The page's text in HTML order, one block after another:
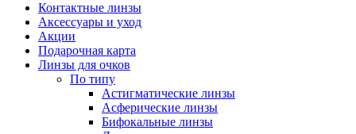
Контактные линзы
Аксессуары и уход
Акции
Подарочная карта
Линзы для очков
По типу
Астигматические линзы
Асферические линзы
Бифокальные линзы